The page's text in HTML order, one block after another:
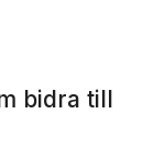
bidra till